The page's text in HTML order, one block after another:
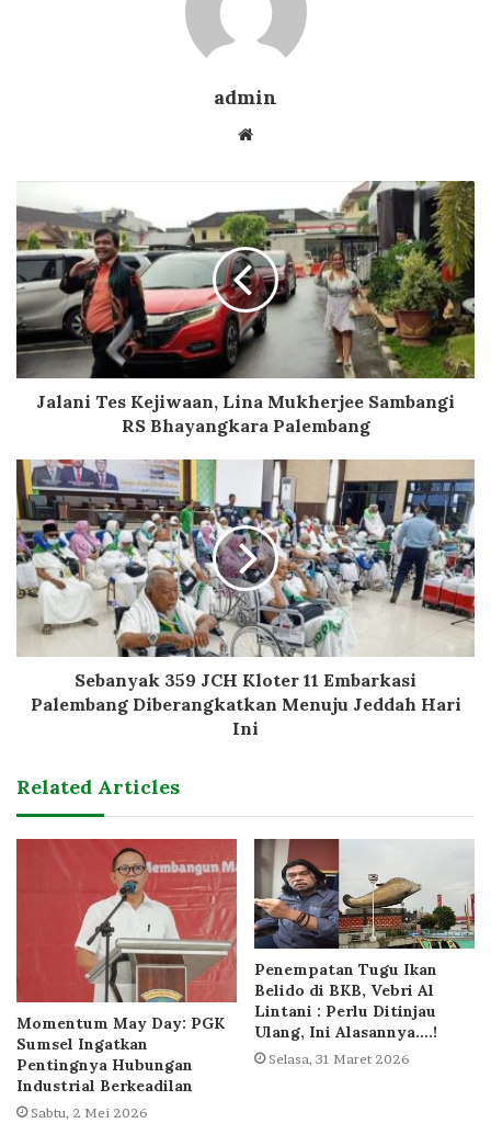
admin
Website
Jalani Tes Kejiwaan, Lina Mukherjee Sambangi
RS Bhayangkara Palembang
Sebanyak 359 JCH Kloter 11 Embarkasi
Palembang Diberangkatkan Menuju Jeddah Hari
Ini
Related Articles
Momentum May Day: PGK
Sumsel Ingatkan
Pentingnya Hubungan
Industrial Berkeadilan
Sabtu, 2 Mei 2026
Penempatan Tugu Ikan
Belido di BKB, Vebri Al
Lintani : Perlu Ditinjau
Ulang, Ini Alasannya….!
Selasa, 31 Maret 2026